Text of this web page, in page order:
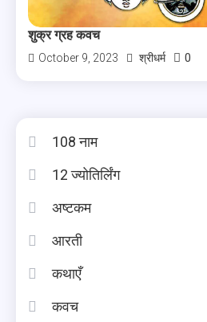
शुक्र ग्रह कवच
October 9, 2023 श्रीधर्म 0
108 नाम
12 ज्योतिर्लिंग
अष्टकम
आरती
कथाएँ
कवच